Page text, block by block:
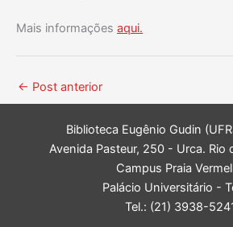
Mais informações aqui.
← Post anterior
Biblioteca Eugênio Gudin
Avenida Pasteur, 250 - Urca. Rio
Campus Praia
Palácio Universitário -
Tel.: (21) 3938-